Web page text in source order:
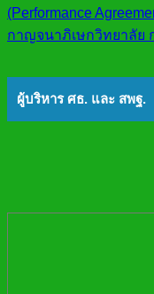
(Performance
กาญจนาภิเษกวิทยาลัย
ผู้บริหาร ศธ. และ สพฐ.